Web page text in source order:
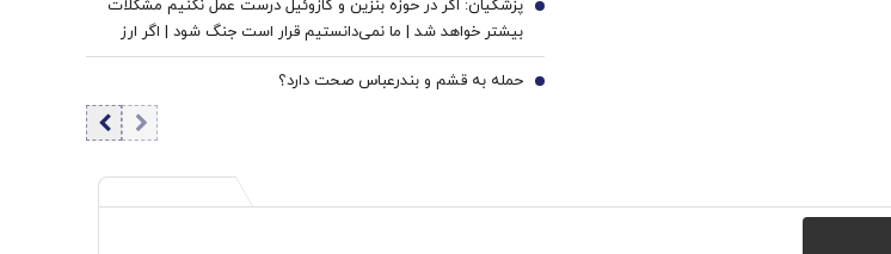
پزشکیان: اگر در حوزه بنزین و گازوئیل درست عمل نکنیم مشکلات
بیشتر خواهد شد | ما نمی‌دانستیم قرار است جنگ شود | اگر ارز
ترجیحی حذف نمی شد با شروع جنگ قحطی در بازار قطعی بود
9
حمله به قشم و بندرعباس صحت دارد؟ 10